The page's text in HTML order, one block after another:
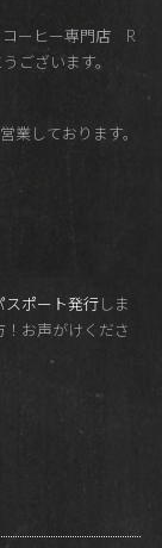
コーヒー専門店 R
ございます。
業しております。
スポート発行しま
お声がけくださ